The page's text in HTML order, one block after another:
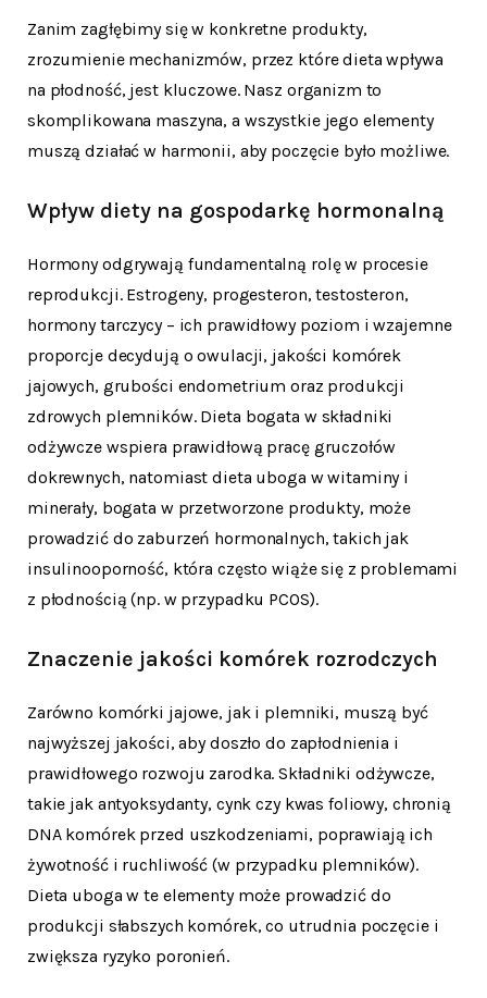
Zanim zagłębimy się w konkretne produkty,
zrozumienie mechanizmów, przez które dieta wpływa
na płodność, jest kluczowe. Nasz organizm to
skomplikowana maszyna, a wszystkie jego elementy
muszą działać w harmonii, aby poczęcie było możliwe.
Wpływ diety na gospodarkę hormonalną
Hormony odgrywają fundamentalną rolę w procesie
reprodukcji. Estrogeny, progesteron, testosteron,
hormony tarczycy – ich prawidłowy poziom i wzajemne
proporcje decydują o owulacji, jakości komórek
jajowych, grubości endometrium oraz produkcji
zdrowych plemników. Dieta bogata w składniki
odżywcze wspiera prawidłową pracę gruczołów
dokrewnych, natomiast dieta uboga w witaminy i
minerały, bogata w przetworzone produkty, może
prowadzić do zaburzeń hormonalnych, takich jak
insulinooporność, która często wiąże się z problemami
z płodnością (np. w przypadku PCOS).
Znaczenie jakości komórek rozrodczych
Zarówno komórki jajowe, jak i plemniki, muszą być
najwyższej jakości, aby doszło do zapłodnienia i
prawidłowego rozwoju zarodka. Składniki odżywcze,
takie jak antyoksydanty, cynk czy kwas foliowy, chronią
DNA komórek przed uszkodzeniami, poprawiają ich
żywotność i ruchliwość (w przypadku plemników).
Dieta uboga w te elementy może prowadzić do
produkcji słabszych komórek, co utrudnia poczęcie i
zwiększa ryzyko poronień.